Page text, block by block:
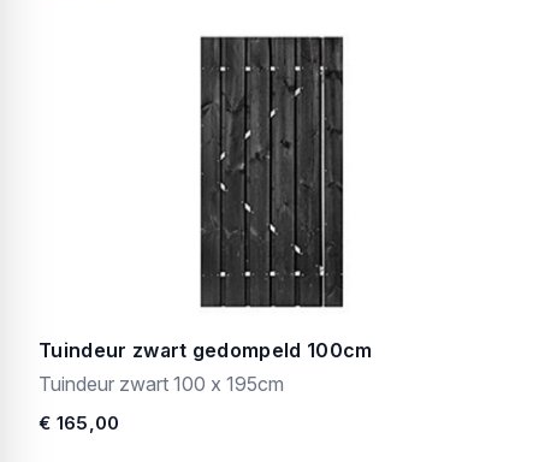
Tuindeur zwart gedompeld 100cm
Tuindeur zwart 100 x 195cm
€ 165,00